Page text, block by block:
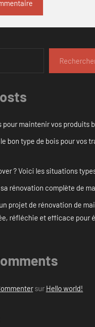
pour maintenir vos produits
bon type de bois pour vos
? Voici les situations
rénovation complète de
projet de rénovation de
réfléchie et efficace pour
sur Hello world!